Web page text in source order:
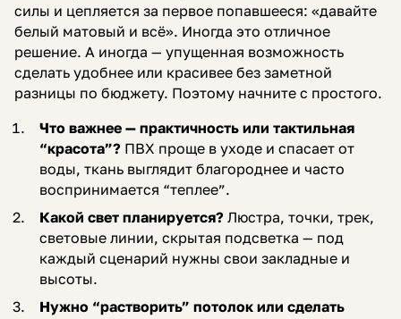
силы и цепляется за первое попавшееся: «давайте
белый матовый и всё». Иногда это отличное
решение. А иногда — упущенная возможность
сделать удобнее или красивее без заметной
разницы по бюджету. Поэтому начните с простого.
Что важнее — практичность или тактильная
“красота”? ПВХ проще в уходе и спасает от
воды, ткань выглядит благороднее и часто
воспринимается “теплее”.
Какой свет планируется? Люстра, точки, трек,
световые линии, скрытая подсветка — под
каждый сценарий нужны свои закладные и
высоты.
Нужно “растворить” потолок или сделать